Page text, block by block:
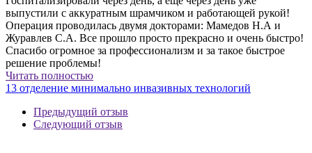
выпустили с аккуратным шрамчиком и работающей рукой!
Операция проводилась двумя докторами: Мамедов Н.А и
Журавлев С.А. Все прошло просто прекрасно и очень быстро!
Спасибо огромное за профессионализм и за такое быстрое
решение проблемы!
Читать полностью
13 отделение минимально инвазивных технологий
Предыдущий отзыв
Следующий отзыв